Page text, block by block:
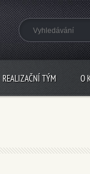
REALIZAČNÍ TÝM O